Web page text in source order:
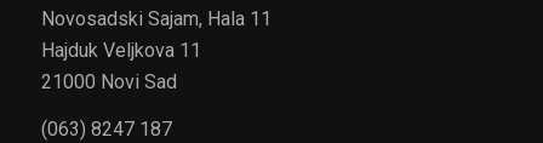
Novosadski Sajam, Hala 11
Hajduk Veljkova 11
21000 Novi Sad
(063) 8247 187